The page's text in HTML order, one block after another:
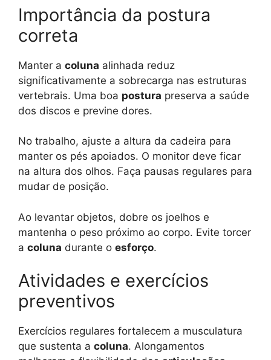
Importância da postura
correta
Manter a coluna alinhada reduz
significativamente a sobrecarga nas estruturas
vertebrais. Uma boa postura preserva a saúde
dos discos e previne dores.
No trabalho, ajuste a altura da cadeira para
manter os pés apoiados. O monitor deve ficar
na altura dos olhos. Faça pausas regulares para
mudar de posição.
Ao levantar objetos, dobre os joelhos e
mantenha o peso próximo ao corpo. Evite torcer
a coluna durante o esforço.
Atividades e exercícios
preventivos
Exercícios regulares fortalecem a musculatura
que sustenta a coluna. Alongamentos